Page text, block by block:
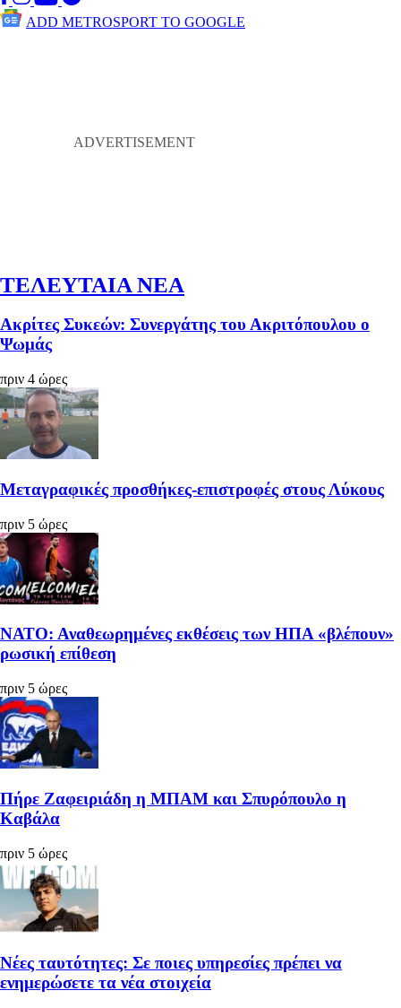
ADD METROSPORT TO GOOGLE
ΤΕΛΕΥΤΑΙΑ ΝΕΑ
Ακρίτες Συκεών: Συνεργάτης του Ακριτόπουλου ο
Ψωμάς
πριν 4 ώρες
Μεταγραφικές προσθήκες-επιστροφές στους Λύκους
πριν 5 ώρες
ΝΑΤΟ: Αναθεωρημένες εκθέσεις των ΗΠΑ «βλέπουν»
ρωσική επίθεση
πριν 5 ώρες
Πήρε Ζαφειριάδη η ΜΠΑΜ και Σπυρόπουλο η
Καβάλα
πριν 5 ώρες
Νέες ταυτότητες: Σε ποιες υπηρεσίες πρέπει να
ενημερώσετε τα νέα στοιχεία